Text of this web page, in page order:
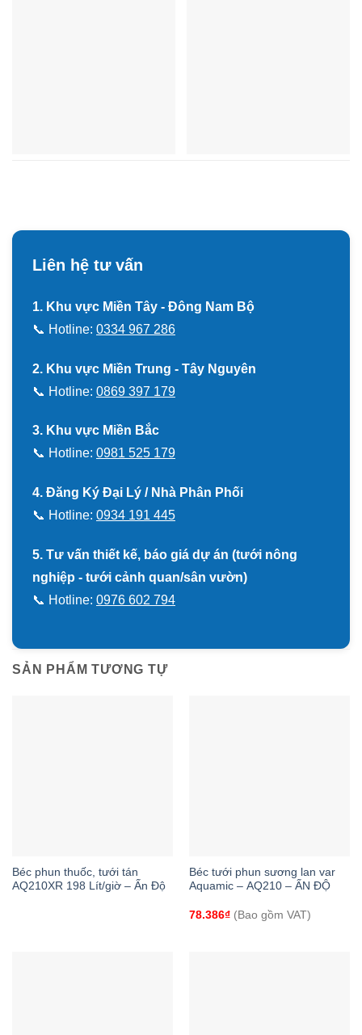
Liên hệ tư vấn
1. Khu vực Miền Tây - Đông Nam Bộ
📞 Hotline: 0334 967 286
2. Khu vực Miền Trung - Tây Nguyên
📞 Hotline: 0869 397 179
3. Khu vực Miền Bắc
📞 Hotline: 0981 525 179
4. Đăng Ký Đại Lý / Nhà Phân Phối
📞 Hotline: 0934 191 445
5. Tư vấn thiết kế, báo giá dự án (tưới nông
nghiệp - tưới cảnh quan/sân vườn)
📞 Hotline: 0976 602 794
SẢN PHẨM TƯƠNG TỰ
Béc phun thuốc, tưới tán
AQ210XR 198 Lít/giờ – Ấn Độ
Béc tưới phun sương lan var
Aquamic – AQ210 – ẤN ĐỘ
78.386₫(Bao gồm VAT)